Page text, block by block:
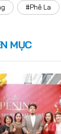
#Phê La
MỤC